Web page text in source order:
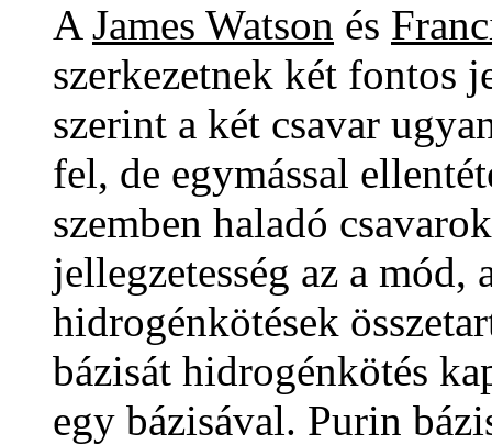
A James Watson és
szerkezetnek két fontos
szerint a két csavar
fel, de egymással
szemben haladó
jellegzetesség az a mód,
hidrogénkötések
bázisát hidrogénkötés
egy bázisával. Purin